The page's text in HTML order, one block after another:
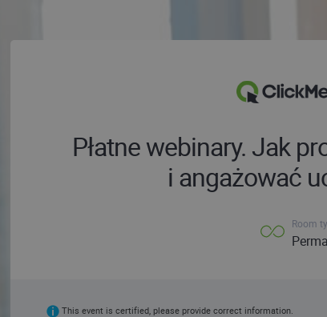
Płatne webinary. Jak
i angażować
Room
This event is certified, please provide correct information.